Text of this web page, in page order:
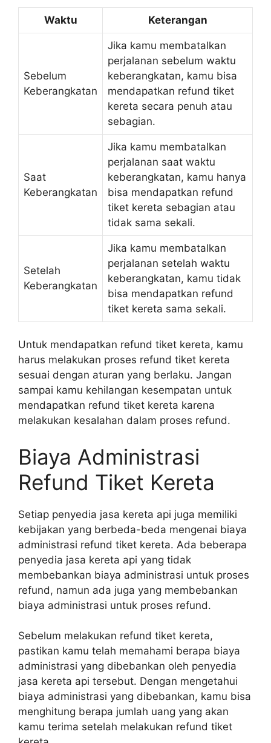
Waktu Keterangan
Sebelum
Keberangkatan
Jika kamu membatalkan
perjalanan sebelum waktu
keberangkatan, kamu bisa
mendapatkan refund tiket
kereta secara penuh atau
sebagian.
Saat
Keberangkatan
Jika kamu membatalkan
perjalanan saat waktu
keberangkatan, kamu hanya
bisa mendapatkan refund
tiket kereta sebagian atau
tidak sama sekali.
Setelah
Keberangkatan
Jika kamu membatalkan
perjalanan setelah waktu
keberangkatan, kamu tidak
bisa mendapatkan refund
tiket kereta sama sekali.
Untuk mendapatkan refund tiket kereta, kamu
harus melakukan proses refund tiket kereta
sesuai dengan aturan yang berlaku. Jangan
sampai kamu kehilangan kesempatan untuk
mendapatkan refund tiket kereta karena
melakukan kesalahan dalam proses refund.
Biaya Administrasi
Refund Tiket Kereta
Setiap penyedia jasa kereta api juga memiliki
kebijakan yang berbeda-beda mengenai biaya
administrasi refund tiket kereta. Ada beberapa
penyedia jasa kereta api yang tidak
membebankan biaya administrasi untuk proses
refund, namun ada juga yang membebankan
biaya administrasi untuk proses refund.
Sebelum melakukan refund tiket kereta,
pastikan kamu telah memahami berapa biaya
administrasi yang dibebankan oleh penyedia
jasa kereta api tersebut. Dengan mengetahui
biaya administrasi yang dibebankan, kamu bisa
menghitung berapa jumlah uang yang akan
kamu terima setelah melakukan refund tiket